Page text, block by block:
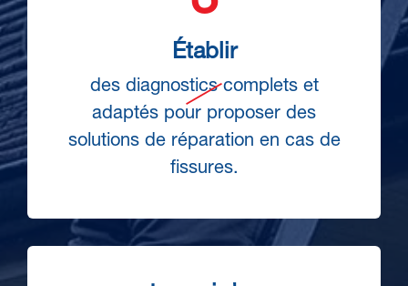
Établir
des diagnostics complets et
adaptés pour proposer des
solutions de réparation en cas de
fissures.